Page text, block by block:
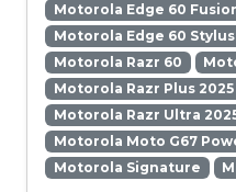
Motorola Edge 60
Motorola Edge 60 Stylus
Motorola Razr 60
Motorola Razr Plus 2025
Motorola Razr Ultra
Motorola Moto G67
Motorola Signature